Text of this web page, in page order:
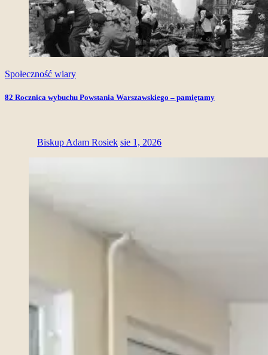
Społeczność wiary
82 Rocznica wybuchu Powstania Warszawskiego – pamiętamy
Biskup Adam Rosiek sie 1, 2026